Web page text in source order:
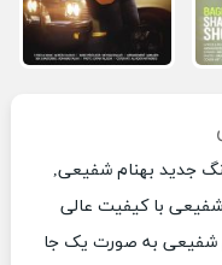
جدید بهنام شفیعی,
شفیعی با کیفیت عالی
شفیعی به صورت یک جا